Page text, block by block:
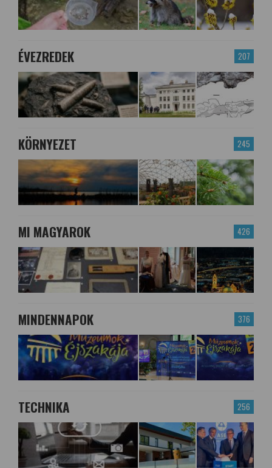
207
ÉVEZREDEK
245
KÖRNYEZET
426
MI MAGYAROK
376
MINDENNAPOK
256
TECHNIKA